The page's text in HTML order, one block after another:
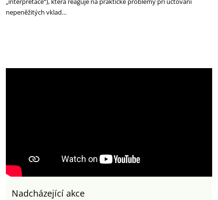
nepeněžitých vklad…
Nadcházející akce